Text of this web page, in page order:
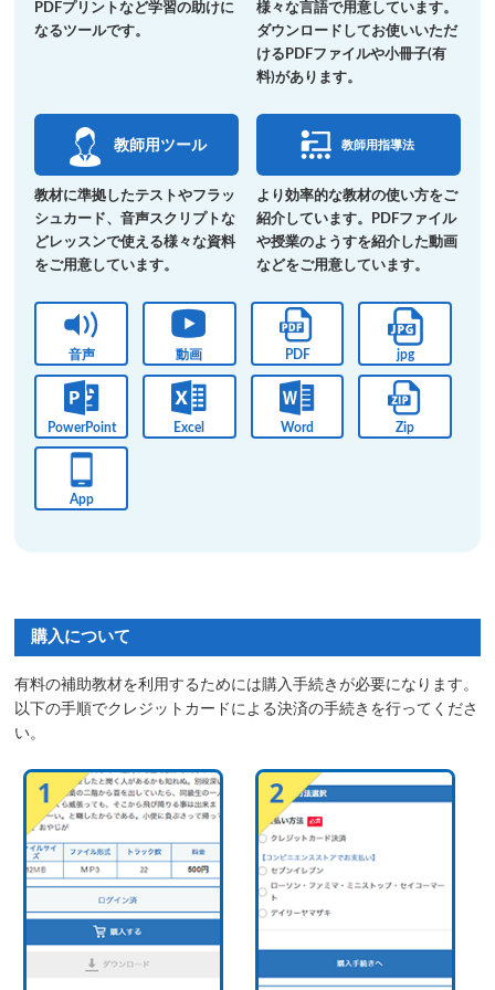
PDFプリントなど学習の助けに
なるツールです。
様々な言語で用意しています。
ダウンロードしてお使いいただ
けるPDFファイルや小冊子(有
料)があります。
教師用ツール
教材に準拠したテストやフラッ
シュカード、音声スクリプトな
どレッスンで使える様々な資料
をご用意しています。
教師用指導法
より効率的な教材の使い方をご
紹介しています。PDFファイル
や授業のようすを紹介した動画
などをご用意しています。
音声 動画 PDF jpg
PowerPoint Excel Word Zip
App
購入について
有料の補助教材を利用するためには購入手続きが必要になります。
以下の手順でクレジットカードによる決済の手続きを行ってくださ
い。